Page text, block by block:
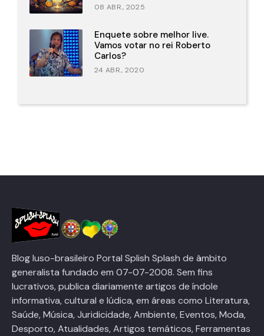
08 ABR., 2025
Enquete sobre melhor live.
Vamos votar no rei Roberto
Carlos?
24 ABR., 2020
Blog luso-brasileiro Portal Splish Splash de âmbito
generalista fundado em 07-07-2008. Sem fins
lucrativos, publica diariamente artigos de índole
informativa, cultural e lúdica, em áreas como Literatura,
Saúde, Música, Juridicidade, Ambiente, Eventos, Moda,
Desporto, Atualidades, Artigos temáticos, Ferramentas